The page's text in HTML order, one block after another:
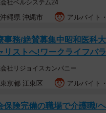
社ベルシステム24
沖縄県 沖縄市 アルバイト
事務/絶賛募集中昭和医科
リストへ!ワークライフバ
社リジョイスカンパニー
東京都 江東区 アルバイト
保険完備の職場で介護職/